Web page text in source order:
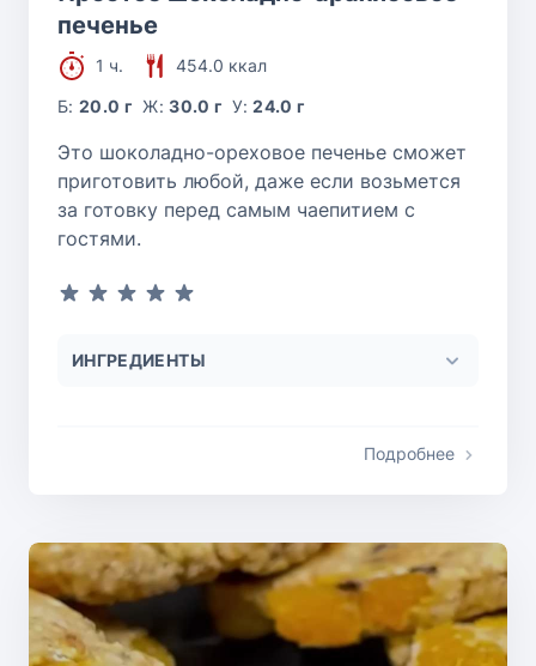
печенье
1 ч.
454.0 ккал
Б:20.0 г Ж:30.0 г У:24.0 г
Это шоколадно-ореховое печенье сможет
приготовить любой, даже если возьмется
за готовку перед самым чаепитием с
гостями.
ИНГРЕДИЕНТЫ
Подробнее